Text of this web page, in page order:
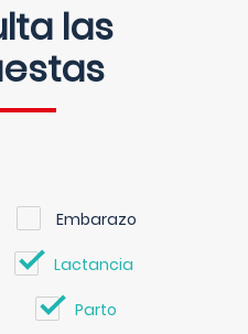
las
Embarazo
Lactancia
Parto